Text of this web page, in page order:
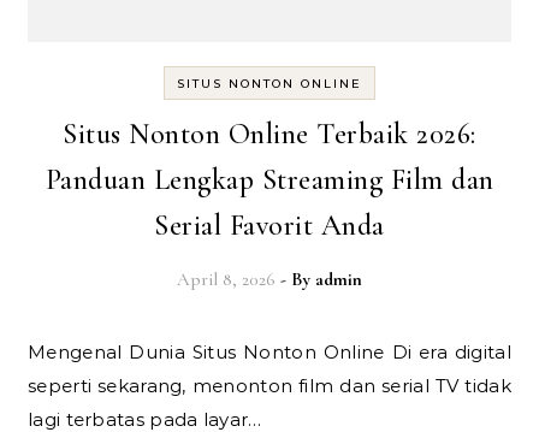
SITUS NONTON ONLINE
Situs Nonton Online Terbaik 2026:
Panduan Lengkap Streaming Film dan
Serial Favorit Anda
April 8, 2026 - By admin
Mengenal Dunia Situs Nonton Online Di era digital
seperti sekarang, menonton film dan serial TV tidak
lagi terbatas pada layar…